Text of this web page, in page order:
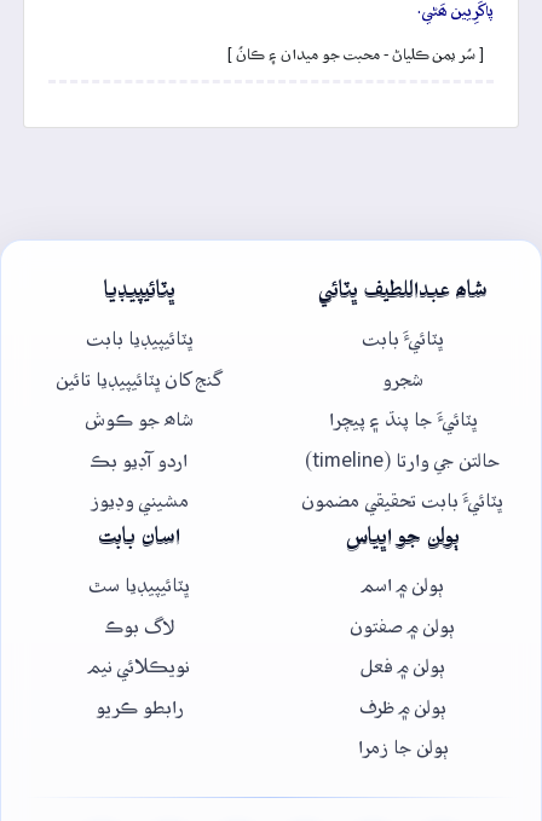
پاکَرِيين ھَڻي.
[ سُر يمن ڪلياڻ - محبت جو ميدان ۽ ڪانُ ]
شاھ عبداللطيف ڀٽائي
ڀٽائيءَ بابت
شجرو
ڀٽائيءَ جا پنڌ ۽ پيچرا
حالتن جي وارتا (timeline)
ڀٽائيءَ بابت تحقيقي مضمون
ڀٽائيپيڊيا
ڀٽائيپيڊيا بابت
گنج کان ڀٽائيپيڊيا تائين
شاھ جو ڪوش
اردو آڊيو بڪ
مشيني وڊيوز
ٻولن جو اڀياس
ٻولن ۾ اسم
ٻولن ۾ صفتون
ٻولن ۾ فعل
ٻولن ۾ ظرف
ٻولن جا زمرا
اسان بابت
ڀٽائيپيڊيا سٿ
لاگ بوڪ
نويڪلائي نيم
رابطو ڪريو